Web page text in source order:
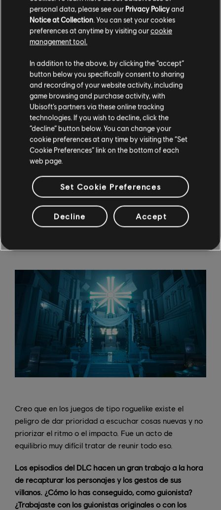
no sólo porque se están muriendo, sino por su diseño?
Acercarse a la narrativa de estilo "morir y
reaparecer" fue realmente desalentador, porque nunca
mucho ensayo y error. Al abordarlo, queríamos hacer
todo lo posible por diversificar el diálogo. Si mueres,
queríamos que el jugador dijera algo nuevo cuando
volvieras a acercarte a esa interacción o misión.
Así que esa fue una parte importante del diseño
cuando se nos ocurrió cómo se desarrollaría la
narrativa. Es la misma razón por la que las visiones
también se pueden saltar: puedes pasar por ellas. No
tienes que verlas cada vez. Si quieres hacerlo,
estupendo. Si ya las has visto, puedes avanzar
el tiempo del jugador y mantener un sonido fresco sin
sacrificar la forma en que queríamos que se
Creo que en los juegos de tipo roguelike existe el
peligro de dar prioridad a escuchar cosas nuevas y no
priorizar el ritmo o el impacto. Fue un acto de
equilibrio muy difícil tratar de reunir todo eso.
Los episodios del DLC hacen un gran trabajo a la hora
de recapturar los personajes y los gestos de sus
villanos. ¿Cómo lo has conseguido, como guionista?
¿Trabajaste con los guionistas originales o con los
personal data, please see our Privacy Policyand
Notice at Collection . You can set your cookies
preferences at anytime by visiting ourcookie
management tool.
In addition to the above, by clicking the “accept”
button below you specifically consent to sharing
and recording of your website activity, including
game browsing and purchase activity, with
Ubisoft’s partners via these online tracking
technologies. If you wish to decline, click the
“decline” button below. You can change your
cookie preferences at any time by visiting the “Set
Cookie Preferences” link on the bottom of each
web page.
Set Cookie Preferences
Decline Accept